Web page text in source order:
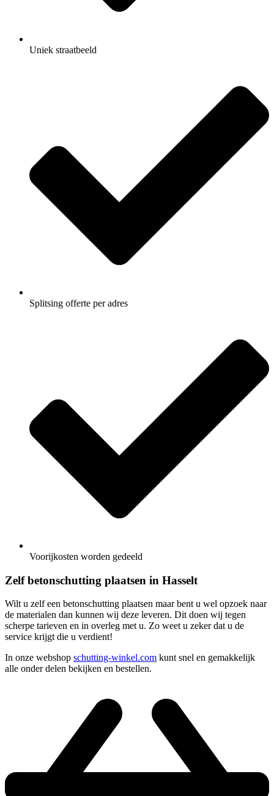
Uniek straatbeeld
Splitsing offerte per adres
Voorijkosten worden gedeeld
Zelf betonschutting plaatsen in Hasselt
Wilt u zelf een betonschutting plaatsen maar bent u wel opzoek naar
de materialen dan kunnen wij deze leveren. Dit doen wij tegen
scherpe tarieven en in overleg met u. Zo weet u zeker dat u de
service krijgt die u verdient!
In onze webshop schutting-winkel.com kunt snel en gemakkelijk
alle onder delen bekijken en bestellen.